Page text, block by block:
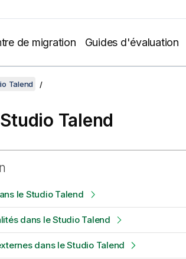
de migration Guides d'évaluation
Talend
Talend
le Studio Talend
dans le Studio Talend
dans le Studio Talend